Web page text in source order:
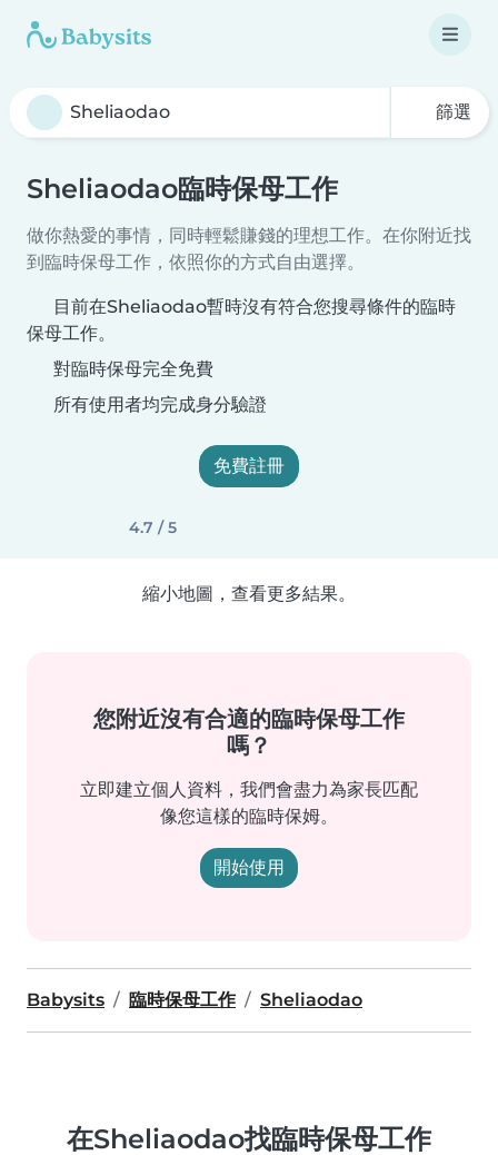
篩選
Sheliaodao臨時保母工作
做你熱愛的事情，同時輕鬆賺錢的理想工作。在你附近找
到臨時保母工作，依照你的方式自由選擇。
目前在Sheliaodao暫時沒有符合您搜尋條件的臨時
保母工作。
對臨時保母完全免費
所有使用者均完成身分驗證
免費註冊
4.7 / 5
縮小地圖，查看更多結果。
您附近沒有合適的臨時保母工作
嗎？
立即建立個人資料，我們會盡力為家長匹配
像您這樣的臨時保姆。
開始使用
Babysits 臨時保母工作 Sheliaodao
在Sheliaodao找臨時保母工作